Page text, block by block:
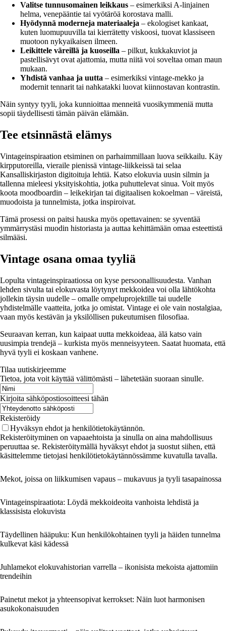
Valitse tunnusomainen leikkaus – esimerkiksi A-linjainen
helma, venepääntie tai vyötäröä korostava malli.
Hyödynnä moderneja materiaaleja – ekologiset kankaat,
kuten luomupuuvilla tai kierrätetty viskoosi, tuovat klassiseen
muotoon nykyaikaisen ilmeen.
Leikittele väreillä ja kuoseilla – pilkut, kukkakuviot ja
pastellisävyt ovat ajattomia, mutta niitä voi soveltaa oman maun
mukaan.
Yhdistä vanhaa ja uutta – esimerkiksi vintage-mekko ja
modernit tennarit tai nahkatakki luovat kiinnostavan kontrastin.
Näin syntyy tyyli, joka kunnioittaa menneitä vuosikymmeniä mutta
sopii täydellisesti tämän päivän elämään.
Tee etsinnästä elämys
Vintageinspiraation etsiminen on parhaimmillaan luova seikkailu. Käy
kirpputoreilla, vieraile pienissä vintage-liikkeissä tai selaa
Kansalliskirjaston digitoituja lehtiä. Katso elokuvia uusin silmin ja
tallenna mieleesi yksityiskohtia, jotka puhuttelevat sinua. Voit myös
koota moodboardin – leikekirjan tai digitaalisen kokoelman – väreistä,
muodoista ja tunnelmista, jotka inspiroivat.
Tämä prosessi on paitsi hauska myös opettavainen: se syventää
ymmärrystäsi muodin historiasta ja auttaa kehittämään omaa esteettistä
silmääsi.
Vintage osana omaa tyyliä
Lopulta vintageinspiraatiossa on kyse persoonallisuudesta. Vanhan
lehden sivulta tai elokuvasta löytynyt mekkoidea voi olla lähtökohta
jollekin täysin uudelle – omalle ompeluprojektille tai uudelle
yhdistelmälle vaatteita, jotka jo omistat. Vintage ei ole vain nostalgiaa,
vaan myös kestävän ja yksilöllisen pukeutumisen filosofiaa.
Seuraavan kerran, kun kaipaat uutta mekkoideaa, älä katso vain
uusimpia trendejä – kurkista myös menneisyyteen. Saatat huomata, että
hyvä tyyli ei koskaan vanhene.
Tilaa uutiskirjeemme
Tietoa, jota voit käyttää välittömästi – lähetetään suoraan sinulle.
Kirjoita sähköpostiosoitteesi tähän
Rekisteröidy
Hyväksyn ehdot ja henkilötietokäytännön.
Rekisteröityminen on vapaaehtoista ja sinulla on aina mahdollisuus
peruuttaa se. Rekisteröitymällä hyväksyt ehdot ja suostut siihen, että
käsittelemme tietojasi henkilötietokäytännössämme kuvatulla tavalla.
Mekot, joissa on liikkumisen vapaus – mukavuus ja tyyli tasapainossa
Vintageinspiraatiota: Löydä mekkoideoita vanhoista lehdistä ja
klassisista elokuvista
Täydellinen hääpuku: Kun henkilökohtainen tyyli ja häiden tunnelma
kulkevat käsi kädessä
Juhlamekot elokuvahistorian varrella – ikonisista mekoista ajattomiin
trendeihin
Painetut mekot ja yhteensopivat kerrokset: Näin luot harmonisen
asukokonaisuuden